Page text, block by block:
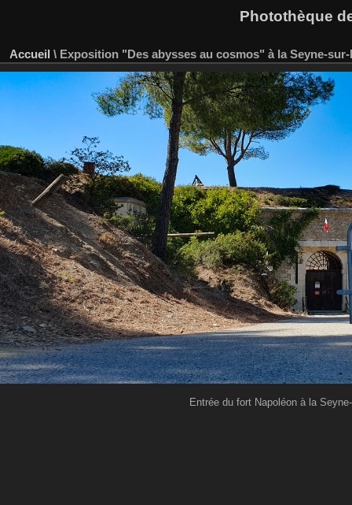
Photothèque
Accueil \ Exposition "Des abysses au cosmos" à la Seyne-
Entrée du fort Napoléon à la